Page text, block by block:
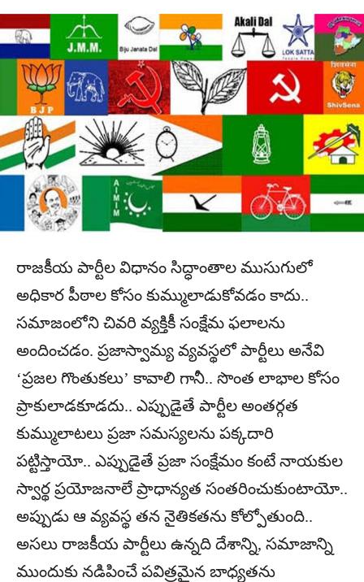
రాజకీయ పార్టీల విధానం సిద్ధాంతాల ముసుగులో
అధికార పీఠాల కోసం కుమ్ములాడుకోవడం కాదు..
సమాజంలోని చివరి వ్యక్తికీ సంక్షేమ ఫలాలను
అందించడం. ప్రజాస్వామ్య వ్యవస్థలో పార్టీలు అనేవి
‘ప్రజల గొంతుకలు’ కావాలి గానీ.. సొంత లాభాల కోసం
ప్రాకులాడకూడదు.. ఎప్పుడైతే పార్టీల అంతర్గత
కుమ్ములాటలు ప్రజా సమస్యలను పక్కదారి
పట్టిస్తాయో.. ఎప్పుడైతే ప్రజా సంక్షేమం కంటే నాయకుల
స్వార్థ ప్రయోజనాలే ప్రాధాన్యత సంతరించుకుంటాయో..
అప్పుడు ఆ వ్యవస్థ తన నైతికతను కోల్పోతుంది..
అసలు రాజకీయ పార్టీలు ఉన్నది దేశాన్ని, సమాజాన్ని
ముందుకు నడిపించే పవిత్రమైన బాధ్యతను